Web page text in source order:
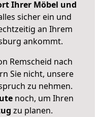
Ihrer Möbel und
sicher ein und
an Ihrem
ankommt.
Remscheid nach
Sie nicht, unsere
zu nehmen.
noch, um Ihren
zu planen.